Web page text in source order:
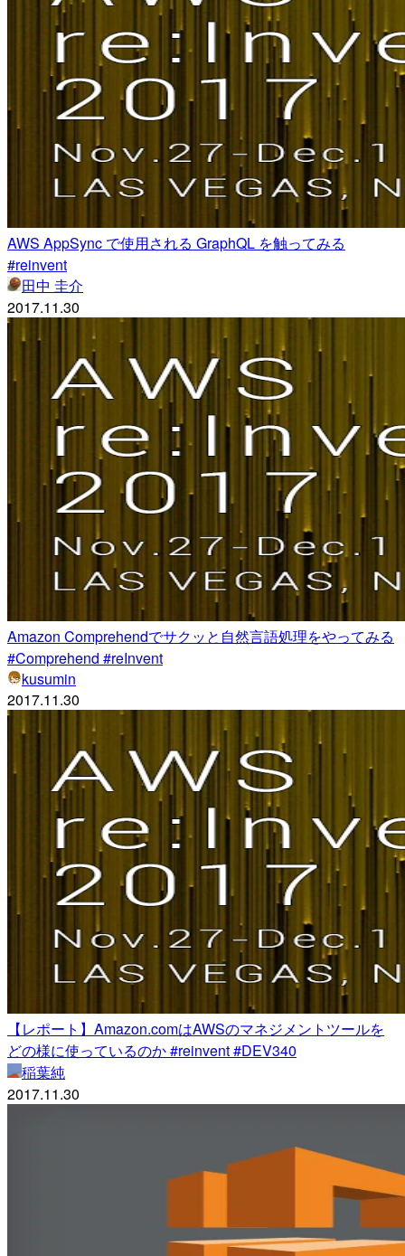
AWS AppSync で使用される GraphQL を触ってみる
#reinvent
田中 圭介
2017.11.30
Amazon Comprehendでサクッと自然言語処理をやってみる
#Comprehend #reInvent
kusumin
2017.11.30
【レポート】Amazon.comはAWSのマネジメントツールを
どの様に使っているのか #reinvent #DEV340
稲葉純
2017.11.30